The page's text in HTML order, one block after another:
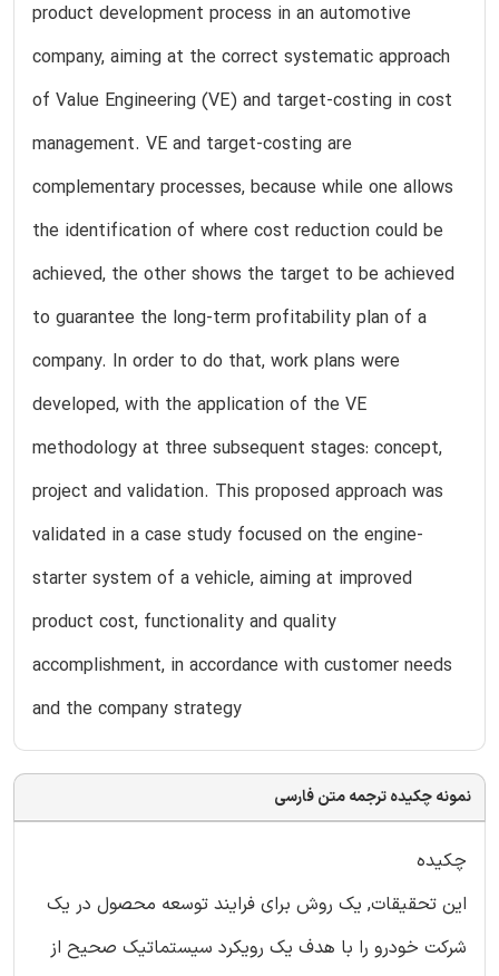
product development process in an automotive
company, aiming at the correct systematic approach
of Value Engineering (VE) and target-costing in cost
management. VE and target-costing are
complementary processes, because while one allows
the identification of where cost reduction could be
achieved, the other shows the target to be achieved
to guarantee the long-term profitability plan of a
company. In order to do that, work plans were
developed, with the application of the VE
methodology at three subsequent stages: concept,
project and validation. This proposed approach was
validated in a case study focused on the engine-
starter system of a vehicle, aiming at improved
product cost, functionality and quality
accomplishment, in accordance with customer needs
and the company strategy
نمونه چکیده ترجمه متن فارسی
چکیده
این تحقیقات, یک روش برای فرایند توسعه محصول در یک
شرکت خودرو را با هدف یک رویکرد سیستماتیک صحیح از